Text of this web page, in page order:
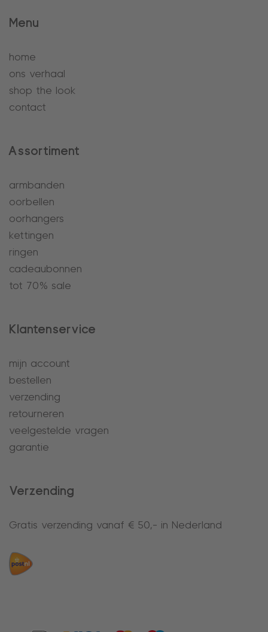
Menu
home
ons verhaal
shop the look
contact
Assortiment
armbanden
oorbellen
oorhangers
kettingen
ringen
cadeaubonnen
tot 70% sale
Klantenservice
mijn account
bestellen
verzending
retourneren
veelgestelde vragen
garantie
Verzending
Gratis verzending vanaf € 50,- in Nederland